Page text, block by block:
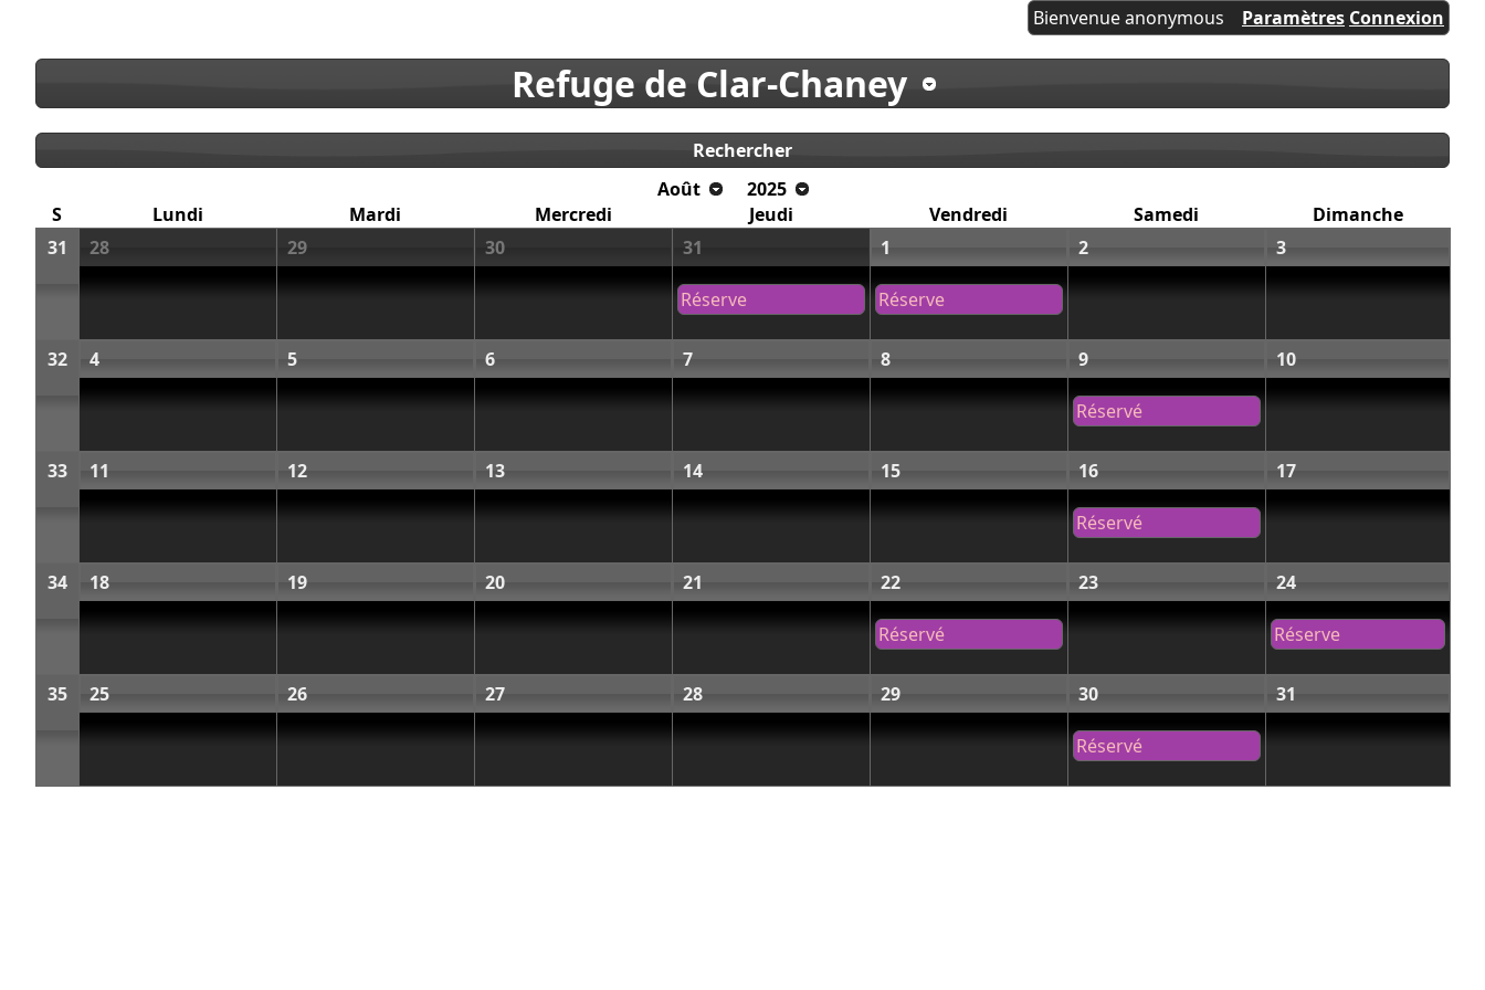
Bienvenue anonymous Paramètres Connexion
Refuge de Clar-Chaney
Rechercher
Août
2025
S
Lundi Mardi Mercredi Jeudi Vendredi Samedi
Dimanche
31
28 29 30 31
Réserve
1
Réserve
2 3
32 4 5 6 7 8 9
Réservé
10
33 11 12 13 14 15 16
Réservé
17
34 18 19 20 21 22
Réservé
23 24
Réserve
35 25 26 27 28 29 30
Réservé
31